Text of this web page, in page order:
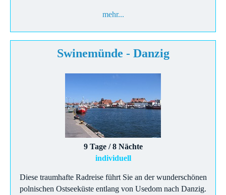
mehr...
Swinemünde - Danzig
9 Tage / 8 Nächte
individuell
Diese traumhafte Radreise führt Sie an der wunderschönen
polnischen Ostseeküste entlang von Usedom nach Danzig.